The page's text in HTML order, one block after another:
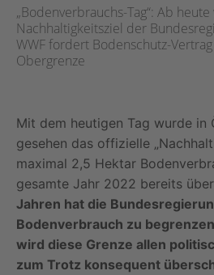
„Bodenverbrauchs-Tag“: Ab
Nachhaltigkeitsziel der
WWF fordert Bodenschutz-
Obergrenze
Mit dem heutigen Tag wurde in
gesehen das offizielle
maximal 2,5 Hektar
gesamte Jahr 2022 bereits
Jahren hat die
Bodenverbrauch zu
wird diese Grenze allen
zum Trotz konsequent